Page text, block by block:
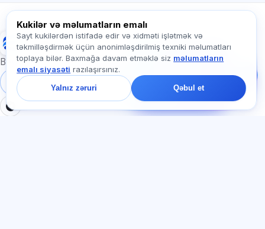
Exalify
Beynəlxalq dil imtahanlarına hazırlıq
Daxil ol
Qeydiyyat
Bizə yazın!
Tariflər, imtahanlar və
barədə soruşun — çatda
bir dəqiqə ərzində
cavab veririk.
Kukilər və məlumatların emalı
Sayt kukilərdən istifadə edir və xidməti işlətmək və
təkmilləşdirmək üçün anonimləşdirilmiş texniki məlumatları
toplaya bilər. Baxmağa davam etməklə siz məlumatların
emalı siyasəti razılaşırsınız.
Yalnız zəruri Qəbul et